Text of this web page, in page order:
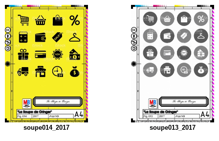
soupe014_2017 soupe013_2017